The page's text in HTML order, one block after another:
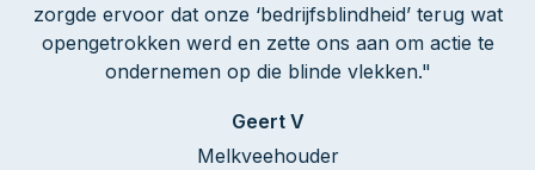
zorgde ervoor dat onze ‘bedrijfsblindheid’ terug wat
opengetrokken werd en zette ons aan om actie te
ondernemen op die blinde vlekken."
Geert V
Melkveehouder